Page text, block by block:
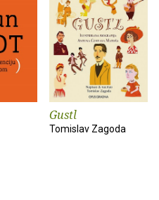
Gustl
Tomislav Zagoda